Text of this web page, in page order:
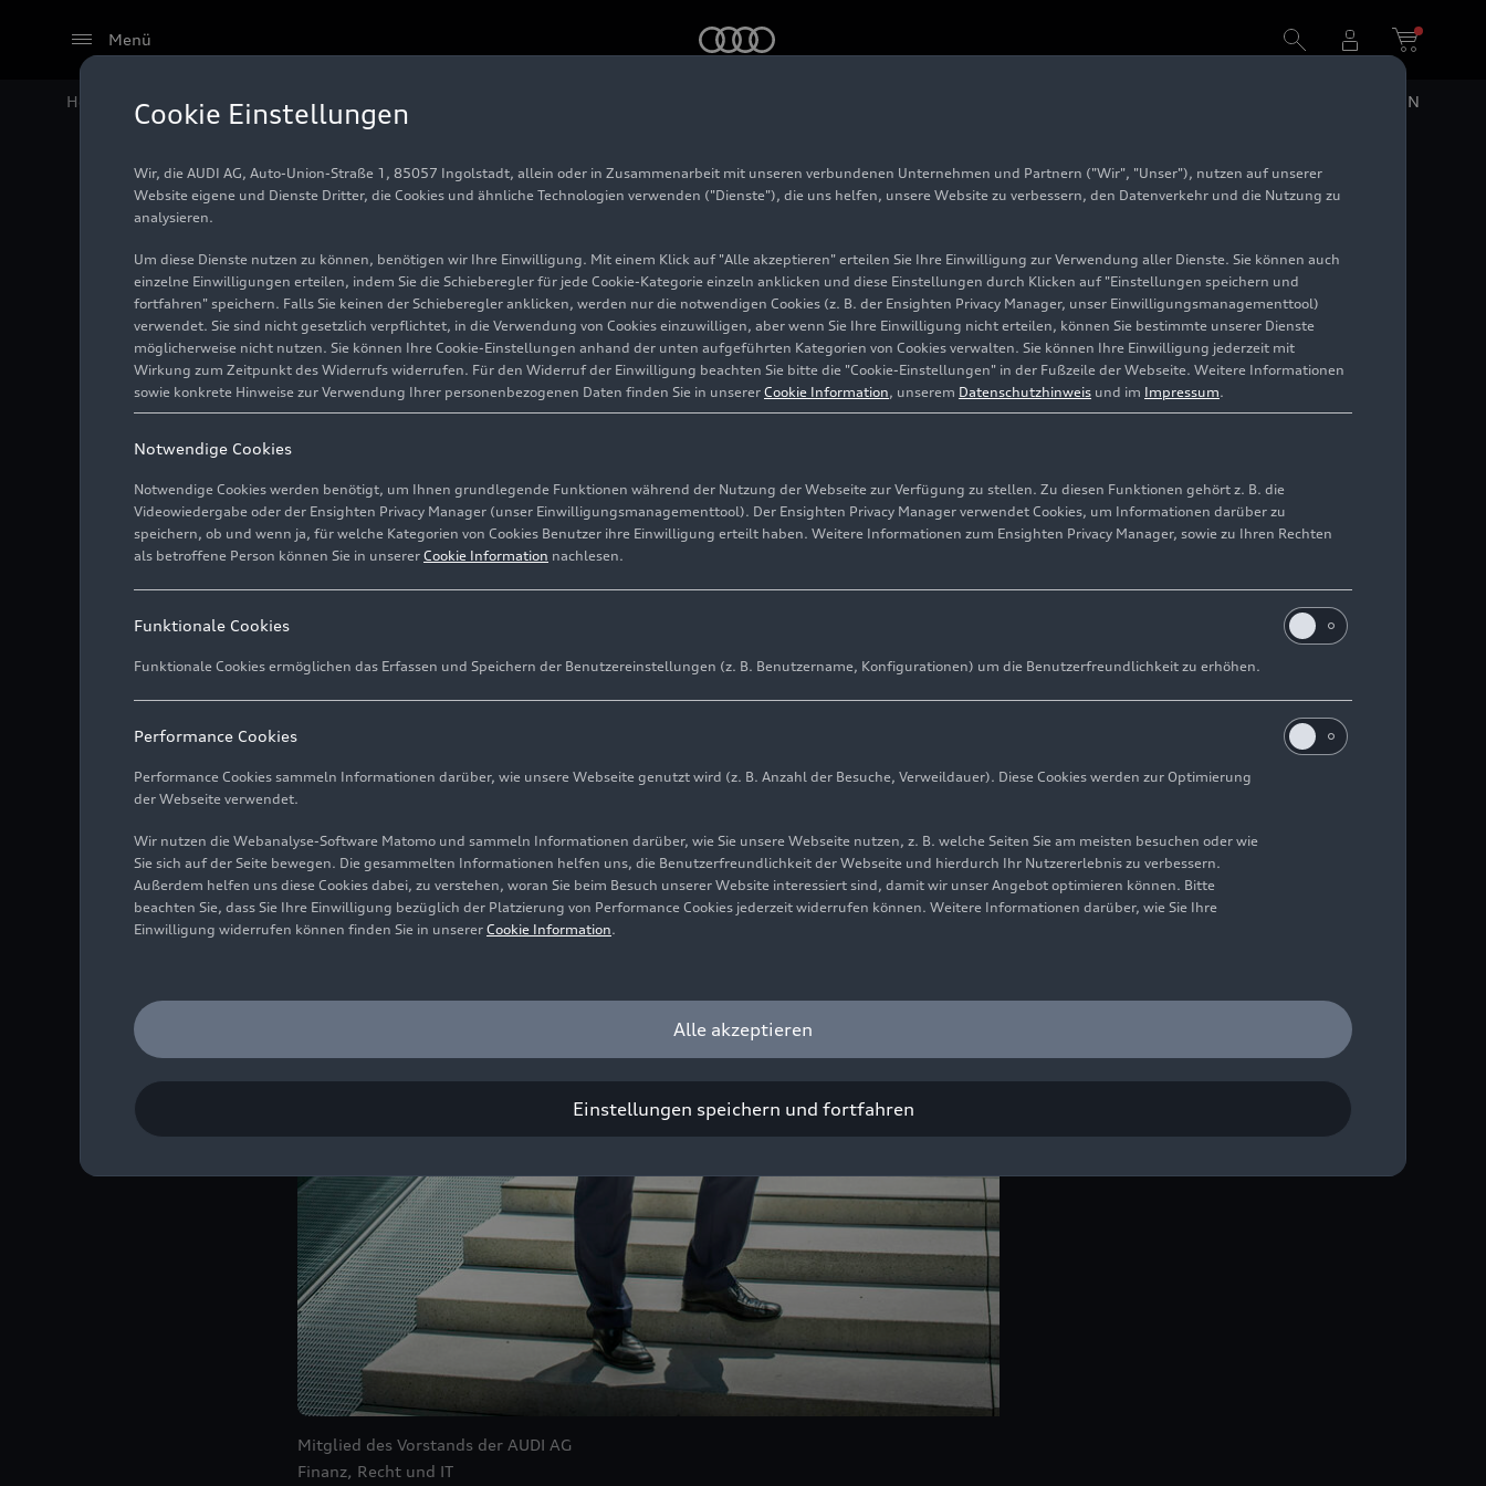
Menü
Home Audi Media Center Fotos EN
Jürgen Rittersberger
Foto 15.09.2021 Ingolstadt
Mitglied des Vorstands der AUDI AG
Finanz, Recht und IT
Cookie Einstellungen
Wir, die AUDI AG, Auto-Union-Straße 1, 85057 Ingolstadt, allein oder in Zusammenarbeit mit unseren verbundenen Unternehmen und Partnern ("Wir", "Unser"), nutzen auf unserer
Website eigene und Dienste Dritter, die Cookies und ähnliche Technologien verwenden ("Dienste"), die uns helfen, unsere Website zu verbessern, den Datenverkehr und die Nutzung zu
analysieren.
Um diese Dienste nutzen zu können, benötigen wir Ihre Einwilligung. Mit einem Klick auf "Alle akzeptieren" erteilen Sie Ihre Einwilligung zur Verwendung aller Dienste. Sie können auch
einzelne Einwilligungen erteilen, indem Sie die Schieberegler für jede Cookie-Kategorie einzeln anklicken und diese Einstellungen durch Klicken auf "Einstellungen speichern und
fortfahren" speichern. Falls Sie keinen der Schieberegler anklicken, werden nur die notwendigen Cookies (z. B. der Ensighten Privacy Manager, unser Einwilligungsmanagementtool)
verwendet. Sie sind nicht gesetzlich verpflichtet, in die Verwendung von Cookies einzuwilligen, aber wenn Sie Ihre Einwilligung nicht erteilen, können Sie bestimmte unserer Dienste
möglicherweise nicht nutzen. Sie können Ihre Cookie-Einstellungen anhand der unten aufgeführten Kategorien von Cookies verwalten. Sie können Ihre Einwilligung jederzeit mit
Wirkung zum Zeitpunkt des Widerrufs widerrufen. Für den Widerruf der Einwilligung beachten Sie bitte die "Cookie-Einstellungen" in der Fußzeile der Webseite. Weitere Informationen
sowie konkrete Hinweise zur Verwendung Ihrer personenbezogenen Daten finden Sie in unserer Cookie Information, unserem Datenschutzhinweis und im Impressum.
Notwendige Cookies
Notwendige Cookies werden benötigt, um Ihnen grundlegende Funktionen während der Nutzung der Webseite zur Verfügung zu stellen. Zu diesen Funktionen gehört z. B. die
Videowiedergabe oder der Ensighten Privacy Manager (unser Einwilligungsmanagementtool). Der Ensighten Privacy Manager verwendet Cookies, um Informationen darüber zu
speichern, ob und wenn ja, für welche Kategorien von Cookies Benutzer ihre Einwilligung erteilt haben. Weitere Informationen zum Ensighten Privacy Manager, sowie zu Ihren Rechten
als betroffene Person können Sie in unserer Cookie Information nachlesen.
Funktionale Cookies
Funktionale Cookies ermöglichen das Erfassen und Speichern der Benutzereinstellungen (z. B. Benutzername, Konfigurationen) um die Benutzerfreundlichkeit zu erhöhen.
Performance Cookies
Performance Cookies sammeln Informationen darüber, wie unsere Webseite genutzt wird (z. B. Anzahl der Besuche, Verweildauer). Diese Cookies werden zur Optimierung
der Webseite verwendet.
Wir nutzen die Webanalyse-Software Matomo und sammeln Informationen darüber, wie Sie unsere Webseite nutzen, z. B. welche Seiten Sie am meisten besuchen oder wie
Sie sich auf der Seite bewegen. Die gesammelten Informationen helfen uns, die Benutzerfreundlichkeit der Webseite und hierdurch Ihr Nutzererlebnis zu verbessern.
Außerdem helfen uns diese Cookies dabei, zu verstehen, woran Sie beim Besuch unserer Website interessiert sind, damit wir unser Angebot optimieren können. Bitte
beachten Sie, dass Sie Ihre Einwilligung bezüglich der Platzierung von Performance Cookies jederzeit widerrufen können. Weitere Informationen darüber, wie Sie Ihre
Einwilligung widerrufen können finden Sie in unserer Cookie Information.
Alle akzeptieren
Einstellungen speichern und fortfahren